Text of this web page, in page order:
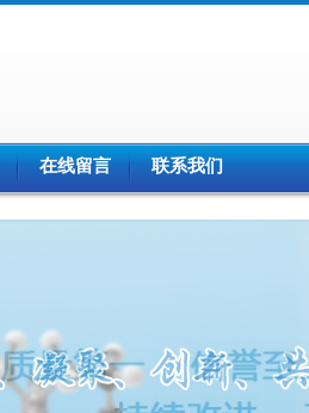
在线留言 联系我们